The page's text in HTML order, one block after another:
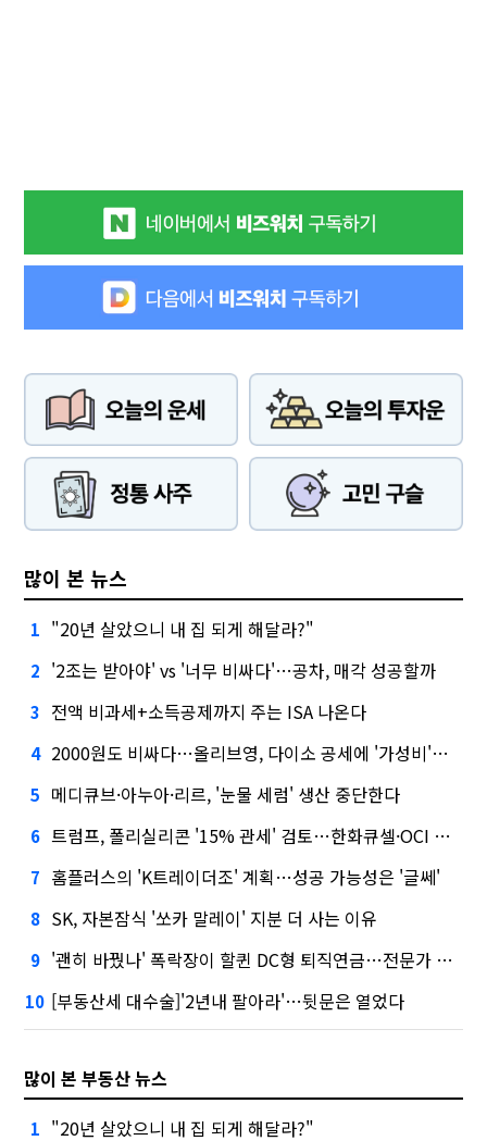
많이 본 뉴스
1 "20년 살았으니 내 집 되게 해달라?"
2 '2조는 받아야' vs '너무 비싸다'…공차, 매각 성공할까
3 전액 비과세+소득공제까지 주는 ISA 나온다
4 2000원도 비싸다…올리브영, 다이소 공세에 '가성비'로 맞불
5 메디큐브·아누아·리르, '눈물 세럼' 생산 중단한다
6 트럼프, 폴리실리콘 '15% 관세' 검토…한화큐셀·OCI 영향은?
7 홈플러스의 'K트레이더조' 계획…성공 가능성은 '글쎄'
8 SK, 자본잠식 '쏘카 말레이' 지분 더 사는 이유
9 '괜히 바꿨나' 폭락장이 할퀸 DC형 퇴직연금…전문가 조언은
10 [부동산세 대수술]'2년내 팔아라'…뒷문은 열었다
많이 본 부동산 뉴스
1 "20년 살았으니 내 집 되게 해달라?"